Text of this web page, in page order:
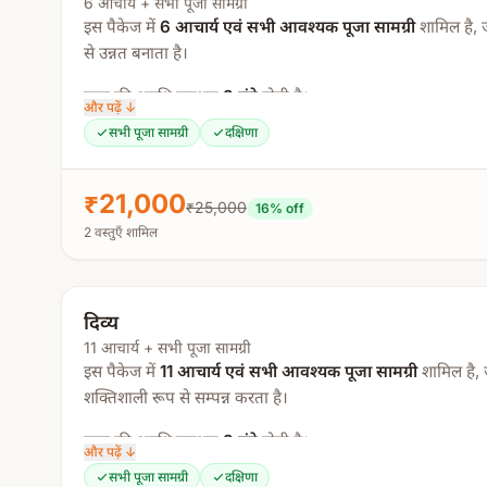
आरती एवं प्रसाद वितरण
यजमान को घर की सामान्य वस्तुएं जैसे
नोट:बुकिंग के बाद विस्तृत निर्देश साझा किए जाएंगे।
इस पैकेज में6 आचार्य एवं सभी आवश्यक पूजा सामग्रीशामिल है,
से उन्नत बनाता है।
पूजा की अवधि लगभग 3 घंटे होती है।
पूजा प्रक्रिया:
कलश पूजा
रुद्राभिषेक
रुद्री पाठ (शिवलिंग पर अभिषेक के दौरान 11 आवृत्तियाँ)
आरती एवं प्रसाद वितरण
यजमान को घर की सामान्य वस्तुएं जैसे
और पढ़ें ↓
सभी पूजा सामग्री
दक्षिणा
₹21,000₹25,000 16% off
2 वस्तुएँ शामिल
दिव्य
11 आचार्य + सभी पूजा सामग्री
इस पैकेज में11 आचार्य एवं सभी आवश्यक पूजा सामग्रीशामिल है,
शक्तिशाली रूप से सम्पन्न करता है।
पूजा की अवधि लगभग 3 घंटे होती है।
और पढ़ें ↓
सभी पूजा सामग्री
दक्षिणा